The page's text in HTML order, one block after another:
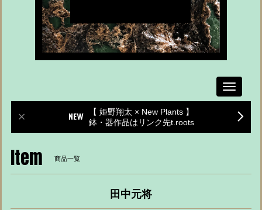
Toggle
【 姫野翔太 × New Plants 】
鉢・器作品はリンク先t.roots
Item 商品一覧
田中元将